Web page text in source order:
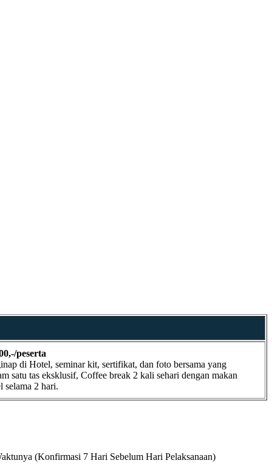
peserta
di Hotel, seminar kit, sertifikat, dan foto bersama yang
satu tas eksklusif, Coffee break 2 kali sehari dengan makan
selama 2 hari.
(Konfirmasi 7 Hari Sebelum Hari Pelaksanaan)